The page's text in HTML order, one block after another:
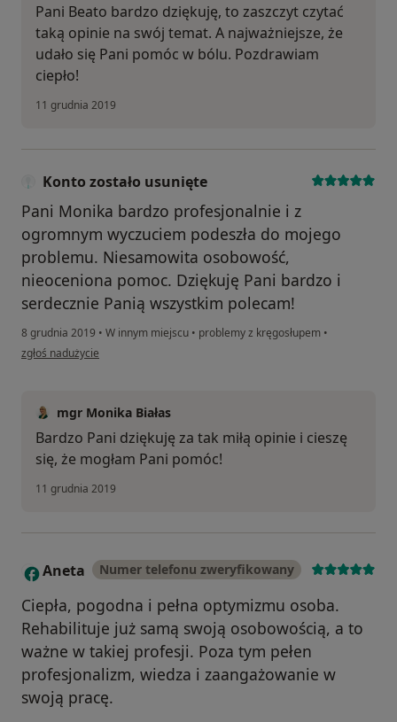
Pani Beato bardzo dziękuję, to zaszczyt czytać
taką opinie na swój temat. A najważniejsze, że
udało się Pani pomóc w bólu. Pozdrawiam
ciepło!
11 grudnia 2019
Konto zostało usunięte
Pani Monika bardzo profesjonalnie i z
ogromnym wyczuciem podeszła do mojego
problemu. Niesamowita osobowość,
nieoceniona pomoc. Dziękuję Pani bardzo i
serdecznie Panią wszystkim polecam!
8 grudnia 2019 • W innym miejscu • problemy z kręgosłupem •
w opinii użytkownika Konto zostało usunięte
zgłoś nadużycie
mgr Monika Białas
Bardzo Pani dziękuję za tak miłą opinie i cieszę
się, że mogłam Pani pomóc!
11 grudnia 2019
A Aneta Numer telefonu zweryfikowany
Ciepła, pogodna i pełna optymizmu osoba.
Rehabilituje już samą swoją osobowością, a to
ważne w takiej profesji. Poza tym pełen
profesjonalizm, wiedza i zaangażowanie w
swoją pracę.